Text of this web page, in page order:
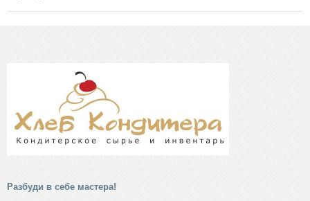
Разбуди в себе мастера!